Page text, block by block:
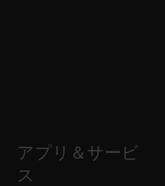
アプリ＆サービ
ス